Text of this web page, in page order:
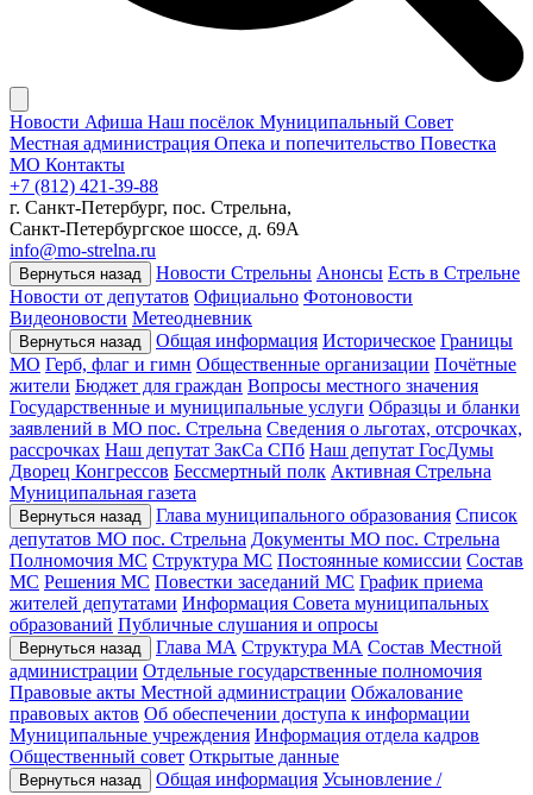
Новости Афиша Наш посёлок Муниципальный Совет
Местная администрация Опека и попечительство Повестка
МО Контакты
+7 (812) 421-39-88
г. Санкт-Петербург, пос. Стрельна,
Санкт-Петербургское шоссе, д. 69А
info@mo-strelna.ru
Вернуться назад Новости Стрельны Анонсы Есть в Стрельне
Новости от депутатов Официально Фотоновости
Видеоновости Метеодневник
Вернуться назад Общая информация Историческое Границы
МО Герб, флаг и гимн Общественные организации Почётные
жители Бюджет для граждан Вопросы местного значения
Государственные и муниципальные услуги Образцы и бланки
заявлений в МО пос. Стрельна Сведения о льготах, отсрочках,
рассрочках Наш депутат ЗакСа СПб Наш депутат ГосДумы
Дворец Конгрессов Бессмертный полк Активная Стрельна
Муниципальная газета
Вернуться назад Глава муниципального образования Список
депутатов МО пос. Стрельна Документы МО пос. Стрельна
Полномочия МС Структура МС Постоянные комиссии Состав
МС Решения МС Повестки заседаний МС График приема
жителей депутатами Информация Совета муниципальных
образований Публичные слушания и опросы
Вернуться назад Глава МА Структура МА Состав Местной
администрации Отдельные государственные полномочия
Правовые акты Местной администрации Обжалование
правовых актов Об обеспечении доступа к информации
Муниципальные учреждения Информация отдела кадров
Общественный совет Открытые данные
Вернуться назад Общая информация Усыновление /